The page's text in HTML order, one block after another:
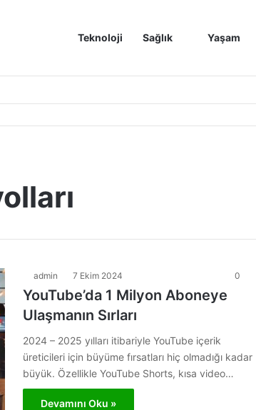
Anasayfa
Teknoloji Sağlık Yaşam
admin 7 Ekim 2024 0
YouTube’da 1 Milyon Aboneye
Ulaşmanın Sırları
2024 – 2025 yılları itibariyle YouTube içerik
üreticileri için büyüme fırsatları hiç olmadığı kadar
büyük. Özellikle YouTube Shorts, kısa video…
Devamını Oku »